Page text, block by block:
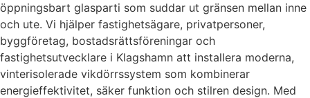
öppningsbart glasparti som suddar ut gränsen mellan inne
och ute. Vi hjälper fastighetsägare, privatpersoner,
byggföretag, bostadsrättsföreningar och
fastighetsutvecklare i Klagshamn att installera moderna,
vinterisolerade vikdörrssystem som kombinerar
energieffektivitet, säker funktion och stilren design. Med